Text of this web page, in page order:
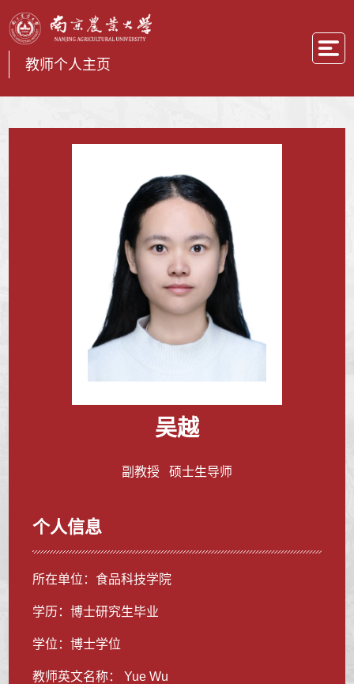
教师个人主页
吴越
副教授 硕士生导师
个人信息
所在单位：食品科技学院
学历：博士研究生毕业
学位：博士学位
教师英文名称： Yue Wu